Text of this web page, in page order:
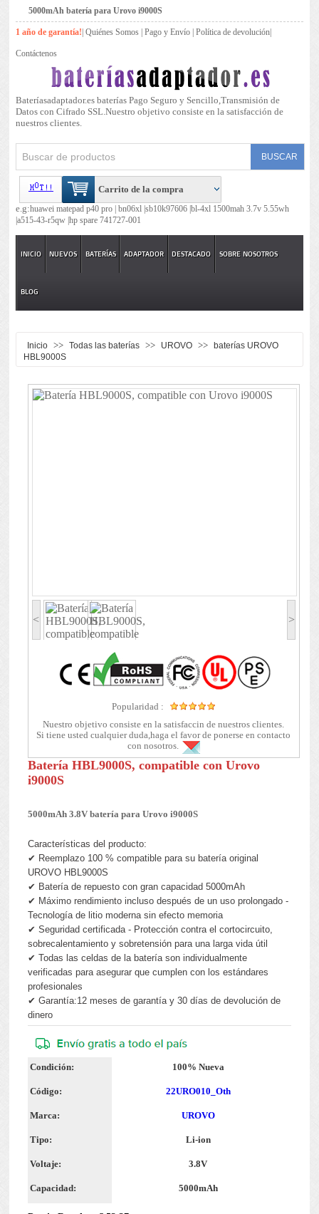
5000mAh batería para Urovo i9000S
1 año de garantía! |Quiénes Somos |Pago y Envío |Política de devolución
Contáctenos
Bateríasadaptador.es baterías Pago Seguro y Sencillo,Transmisión de
Datos con Cifrado SSL.Nuestro objetivo consiste en la satisfacción de
nuestros clientes.
Carrito de la compra
e.g:huawei matepad p40 pro |bn06xl |sb10k97606 |bl-4xl 1500mah 3.7v 5.55wh
|a515-43-r5qw |hp spare 741727-001
INICIO NUEVOS BATERÍAS ADAPTADOR DESTACADO SOBRE NOSOTROS
BLOG
Inicio >> Todas las baterías >> UROVO >>
baterías UROVO
HBL9000S
< >
Popularidad :
Nuestro objetivo consiste en la satisfaccin de nuestros clientes.
Si tiene usted cualquier duda,haga el favor de ponerse en contacto
con nosotros.
Batería HBL9000S, compatible con Urovo
i9000S
5000mAh 3.8V batería para Urovo i9000S
Características del producto:
✔ Reemplazo 100 % compatible para su batería original
UROVO HBL9000S
✔ Batería de repuesto con gran capacidad 5000mAh
✔ Máximo rendimiento incluso después de un uso prolongado -
Tecnología de litio moderna sin efecto memoria
✔ Seguridad certificada - Protección contra el cortocircuito,
sobrecalentamiento y sobretensión para una larga vida útil
✔ Todas las celdas de la batería son individualmente
verificadas para asegurar que cumplen con los estándares
profesionales
✔ Garantía:12 meses de garantía y 30 días de devolución de
dinero
Condición: 100% Nueva
Código: 22URO010_Oth
Marca: UROVO
Tipo: Li-ion
Voltaje: 3.8V
Capacidad: 5000mAh